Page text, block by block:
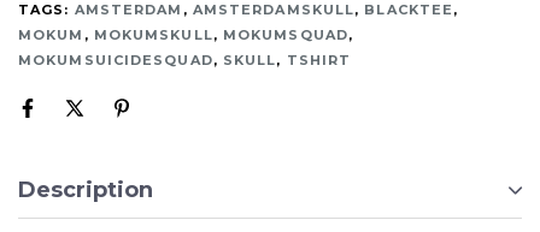
TAGS: AMSTERDAM , AMSTERDAMSKULL, BLACKTEE ,
MOKUM , MOKUMSKULL, MOKUMSQUAD,
MOKUMSUICIDESQUAD, SKULL, TSHIRT
Description